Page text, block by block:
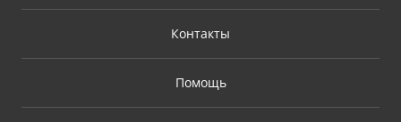
Контакты
Помощь